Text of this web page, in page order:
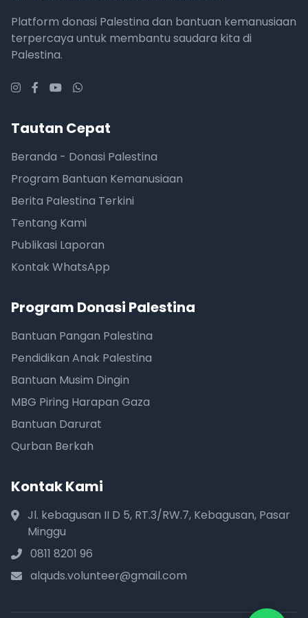
Platform donasi Palestina dan bantuan kemanusiaan
terpercaya untuk membantu saudara kita di
Palestina.
Tautan Cepat
Beranda - Donasi Palestina
Program Bantuan Kemanusiaan
Berita Palestina Terkini
Tentang Kami
Publikasi Laporan
Kontak WhatsApp
Program Donasi Palestina
Bantuan Pangan Palestina
Pendidikan Anak Palestina
Bantuan Musim Dingin
MBG Piring Harapan Gaza
Bantuan Darurat
Qurban Berkah
Kontak Kami
Jl. kebagusan II D 5, RT.3/RW.7, Kebagusan, Pasar
Minggu
0811 8201 96
alquds.volunteer@gmail.com